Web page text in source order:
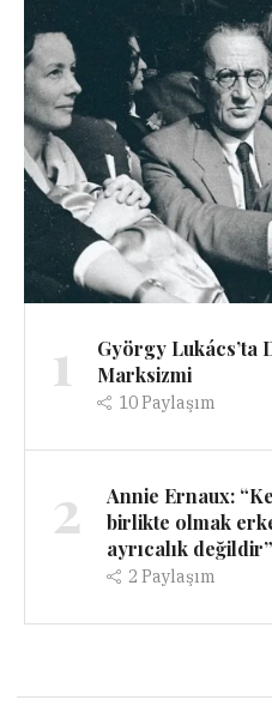
1
György Lukács’ta
Marksizmi
10Paylaşım
2
Annie Ernaux:
birlikte olmak
ayrıcalık değildir”
2 Paylaşım